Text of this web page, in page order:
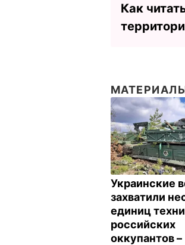
Как
Украинские
захватили
единиц
российских
оккупантов –